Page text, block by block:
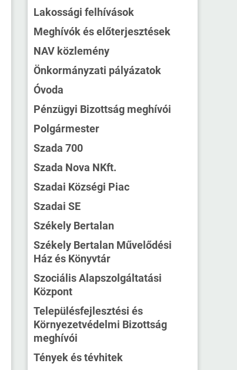
Lakossági felhívások
Meghívók és előterjesztések
NAV közlemény
Önkormányzati pályázatok
Óvoda
Pénzügyi Bizottság meghívói
Polgármester
Szada 700
Szada Nova NKft.
Szadai Községi Piac
Szadai SE
Székely Bertalan
Székely Bertalan Művelődési
Ház és Könyvtár
Szociális Alapszolgáltatási
Központ
Településfejlesztési és
Környezetvédelmi Bizottság
meghívói
Tények és tévhitek